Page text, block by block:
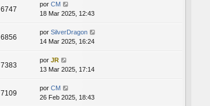
6747
por CM
18 Mar 2025, 12:43
6856
por SilverDragon
14 Mar 2025, 16:24
7383
por JR
13 Mar 2025, 17:14
7109
por CM
26 Feb 2025, 18:43